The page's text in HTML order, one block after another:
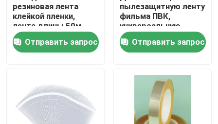
контактные данные
Отправить запрос
горячий расплавьте клейкую ленту
Клейкая лента ковра
резиновая лента
клейкой пленки,
лента длины 50м
100м простая БОПП
Отправить запрос
пылезащитную ленту
фильма ПВК,
универсальную
белую ленту
полиэстера
Отправить запрос